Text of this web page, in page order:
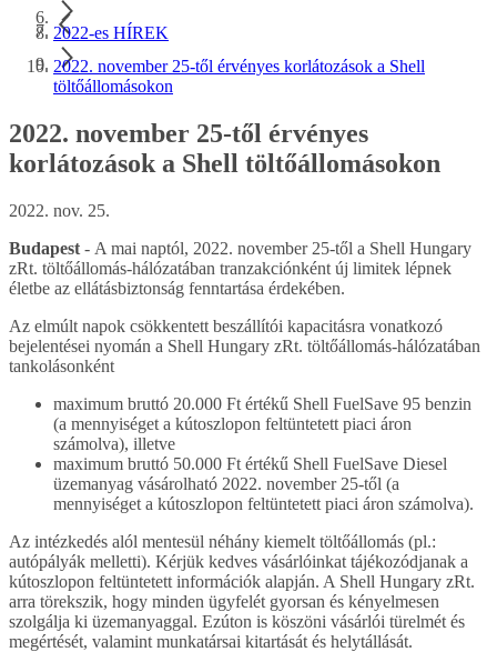
2022-es HÍREK
2022. november 25-től érvényes korlátozások a Shell
töltőállomásokon
2022. november 25-től érvényes
korlátozások a Shell töltőállomásokon
2022. nov. 25.
Budapest - A mai naptól, 2022. november 25-től a Shell Hungary
zRt. töltőállomás-hálózatában tranzakciónként új limitek lépnek
életbe az ellátásbiztonság fenntartása érdekében.
Az elmúlt napok csökkentett beszállítói kapacitásra vonatkozó
bejelentései nyomán a Shell Hungary zRt. töltőállomás-hálózatában
tankolásonként
maximum bruttó 20.000 Ft értékű Shell FuelSave 95 benzin
(a mennyiséget a kútoszlopon feltüntetett piaci áron
számolva), illetve
maximum bruttó 50.000 Ft értékű Shell FuelSave Diesel
üzemanyag vásárolható 2022. november 25-től (a
mennyiséget a kútoszlopon feltüntetett piaci áron számolva).
Az intézkedés alól mentesül néhány kiemelt töltőállomás (pl.:
autópályák melletti). Kérjük kedves vásárlóinkat tájékozódjanak a
kútoszlopon feltüntetett információk alapján. A Shell Hungary zRt.
arra törekszik, hogy minden ügyfelét gyorsan és kényelmesen
szolgálja ki üzemanyaggal. Ezúton is köszöni vásárlói türelmét és
megértését, valamint munkatársai kitartását és helytállását.